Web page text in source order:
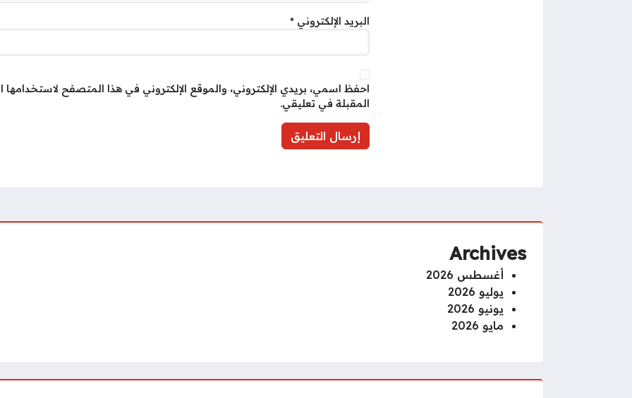
البريد الإلكتروني *
احفظ اسمي، بريدي الإلكتروني، والموقع الإلكتروني في هذا المتصفح لاستخدامها
المقبلة في تعليقي.
Archives
أغسطس 2026
يوليو 2026
يونيو 2026
مايو 2026